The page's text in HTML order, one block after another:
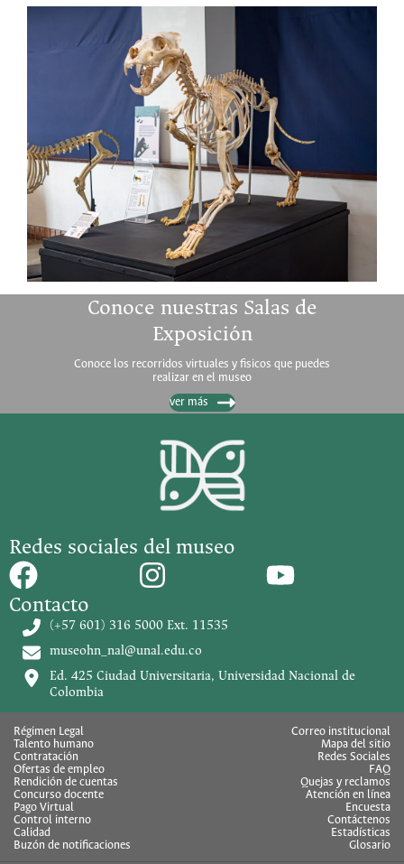
Conoce nuestras Salas de
Exposición
Conoce los recorridos virtuales y fisicos que puedes
realizar en el museo
ver más
Redes sociales del museo
Contacto
(+57 601) 316 5000 Ext. 11535
museohn_nal@unal.edu.co
Ed. 425 Ciudad Universitaria, Universidad Nacional de
Colombia
Régimen Legal
Talento humano
Contratación
Ofertas de empleo
Rendición de cuentas
Concurso docente
Pago Virtual
Control interno
Calidad
Buzón de notificaciones
Correo institucional
Mapa del sitio
Redes Sociales
FAQ
Quejas y reclamos
Atención en línea
Encuesta
Contáctenos
Estadísticas
Glosario